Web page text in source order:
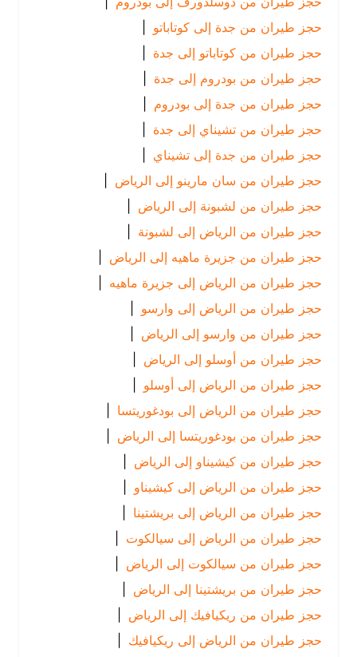
حجز طيران من جدة إلى كوتاباتو |
حجز طيران من كوتاباتو إلى جدة
حجز طيران من بودروم إلى جدة
حجز طيران من جدة إلى بودروم |
حجز طيران من تشيناي إلى جدة
حجز طيران من جدة إلى تشيناي |
حجز طيران من سان مارينو إلى الرياض
|
حجز طيران من لشبونة إلى الرياض
|
حجز طيران من الرياض إلى لشبونة |
حجز طيران من جزيرة ماهيه إلى الرياض
|
حجز طيران من الرياض إلى جزيرة ماهيه |
حجز طيران من الرياض إلى وارسو
|
حجز طيران من وارسو إلى الرياض
|
حجز طيران من أوسلو إلى الرياض
|
حجز طيران من الرياض إلى أوسلو
|
حجز طيران من الرياض إلى بودغوريتسا
|
حجز طيران من بودغوريتسا إلى الرياض
|
حجز طيران من كيشيناو إلى الرياض
|
حجز طيران من الرياض إلى كيشيناو |
حجز طيران من الرياض إلى بريشتينا |
حجز طيران من الرياض إلى سيالكوت |
حجز طيران من سيالكوت إلى الرياض
|
حجز طيران من بريشتينا إلى الرياض
|
حجز طيران من ريكيافيك إلى الرياض
|
حجز طيران من الرياض إلى ريكيافيك |